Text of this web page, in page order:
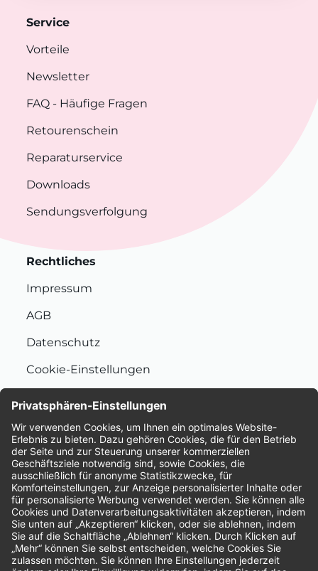
Service
Vorteile
Newsletter
FAQ - Häufige Fragen
Retourenschein
Reparaturservice
Downloads
Sendungsverfolgung
Rechtliches
Impressum
AGB
Datenschutz
Cookie-Einstellungen
Bewertungen